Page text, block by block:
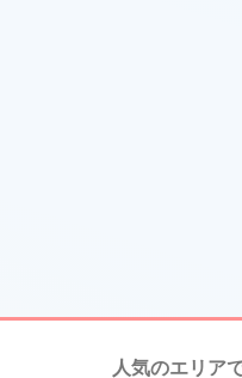
人気のエリア